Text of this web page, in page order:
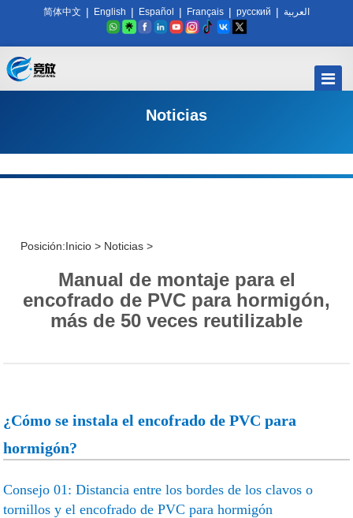
简体中文 | English | Español | Français | русский | العربية
Noticias
Posición:Inicio > Noticias >
Manual de montaje para el
encofrado de PVC para hormigón,
más de 50 veces reutilizable
¿Cómo se instala el encofrado de PVC para
hormigón?
Consejo 01: Distancia entre los bordes de los clavos o
tornillos y el encofrado de PVC para hormigón